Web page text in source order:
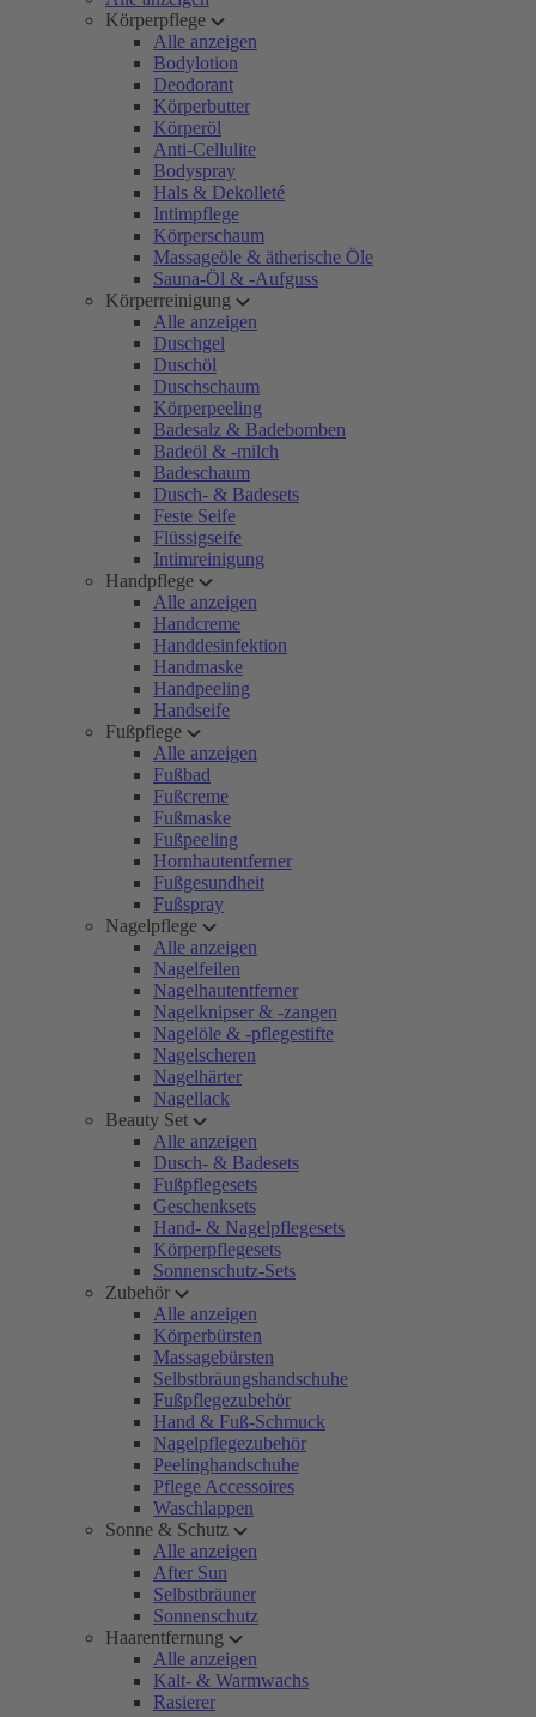
Körperpflege
Alle anzeigen
Bodylotion
Deodorant
Körperbutter
Körperöl
Anti-Cellulite
Bodyspray
Hals & Dekolleté
Intimpflege
Körperschaum
Massageöle & ätherische Öle
Sauna-Öl & -Aufguss
Körperreinigung
Alle anzeigen
Duschgel
Duschöl
Duschschaum
Körperpeeling
Badesalz & Badebomben
Badeöl & -milch
Badeschaum
Dusch- & Badesets
Feste Seife
Flüssigseife
Intimreinigung
Handpflege
Alle anzeigen
Handcreme
Handdesinfektion
Handmaske
Handpeeling
Handseife
Fußpflege
Alle anzeigen
Fußbad
Fußcreme
Fußmaske
Fußpeeling
Hornhautentferner
Fußgesundheit
Fußspray
Nagelpflege
Alle anzeigen
Nagelfeilen
Nagelhautentferner
Nagelknipser & -zangen
Nagelöle & -pflegestifte
Nagelscheren
Nagelhärter
Nagellack
Beauty Set
Alle anzeigen
Dusch- & Badesets
Fußpflegesets
Geschenksets
Hand- & Nagelpflegesets
Körperpflegesets
Sonnenschutz-Sets
Zubehör
Alle anzeigen
Körperbürsten
Massagebürsten
Selbstbräungshandschuhe
Fußpflegezubehör
Hand & Fuß-Schmuck
Nagelpflegezubehör
Peelinghandschuhe
Pflege Accessoires
Waschlappen
Sonne & Schutz
Alle anzeigen
After Sun
Selbstbräuner
Sonnenschutz
Haarentfernung
Alle anzeigen
Kalt- & Warmwachs
Rasierer